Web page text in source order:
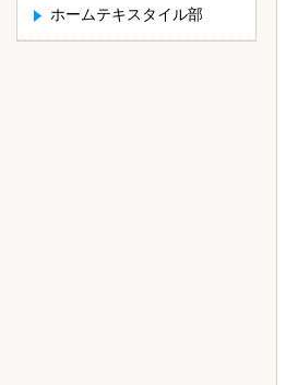
ホームテキスタイル部